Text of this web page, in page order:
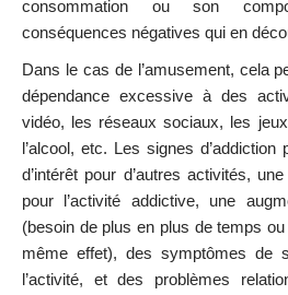
consommation ou son
conséquences négatives qui en
Dans le cas de l’amusement, cela
dépendance excessive à des
vidéo, les réseaux sociaux, les
l’alcool, etc. Les signes
d’intérêt pour d’autres activités,
pour l’activité addictive, une
(besoin de plus en plus de temps
même effet), des symptômes de
l’activité, et des problèmes